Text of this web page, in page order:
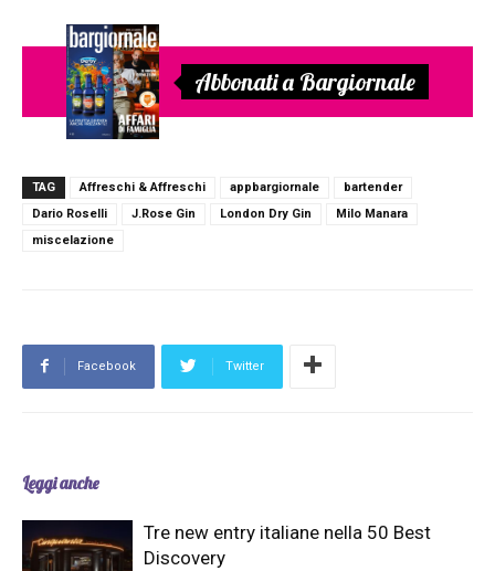
Abbonati a Bargiornale
TAG Affreschi & Affreschi appbargiornale
bartender
Dario Roselli
J.Rose Gin London Dry Gin
Milo Manara
miscelazione
Facebook Twitter
Leggi anche
Tre new entry italiane nella 50 Best
Discovery